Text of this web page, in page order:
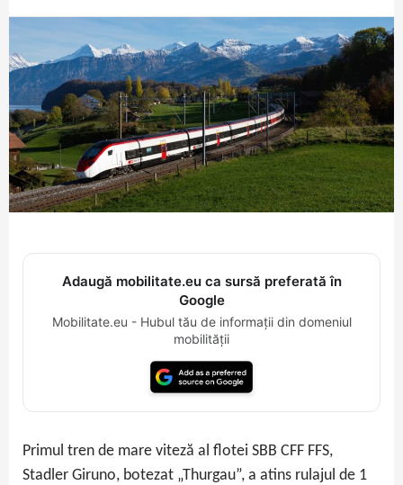
Adaugă mobilitate.eu ca sursă preferată în
Google
Mobilitate.eu - Hubul tău de informații din domeniul
mobilității
Primul tren de mare viteză al flotei SBB CFF FFS,
Stadler Giruno, botezat „Thurgau”, a atins rulajul de 1